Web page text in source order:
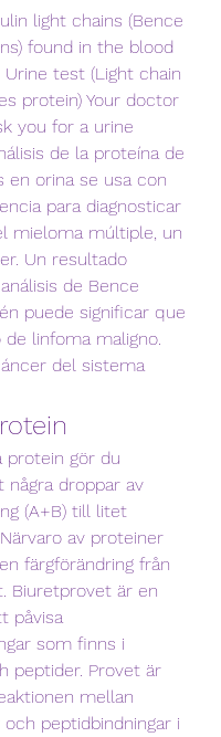
light chains (Bence
found in the blood
Urine test (Light chain
protein) Your doctor
you for a urine
de la proteína de
en orina se usa con
para diagnosticar
mieloma múltiple, un
Un resultado
de Bence
puede significar que
linfoma maligno.
del sistema
protein gör du
några droppar av
(A+B) till litet
av proteiner
färgförändring från
Biuretprovet är en
påvisa
som finns i
peptider. Provet är
mellan
peptidbindningar i